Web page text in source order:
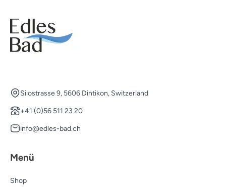
Silostrasse 9, 5606 Dintikon, Switzerland
+41 (0)56 511 23 20
info@edles-bad.ch
Menü
Shop